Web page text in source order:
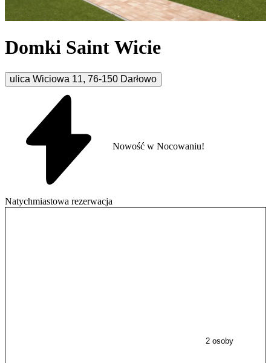
Domki Saint Wicie
ulica Wiciowa 11, 76-150 Darłowo
Natychmiastowa rezerwacja
Nowość w Nocowaniu!
2 osoby